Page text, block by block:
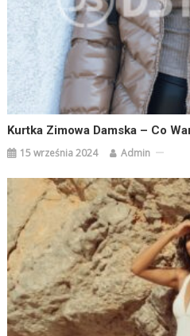
Kurtka Zimowa Damska – Co
15 września 2024 Admin